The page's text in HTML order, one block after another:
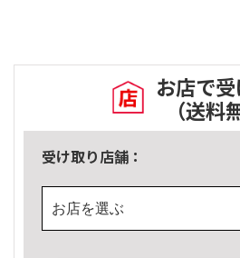
お店で
（送料
受け取り店舗：
お店を選ぶ